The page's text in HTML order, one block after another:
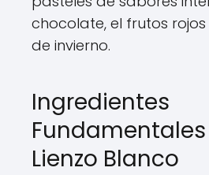
chocolate, el frutos
de invierno.
Ingredientes
Lienzo Blanco